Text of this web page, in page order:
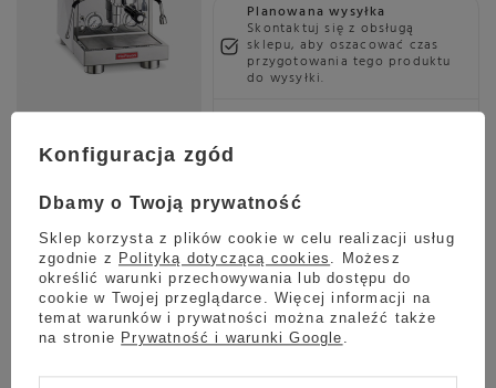
Planowana wysyłka
Skontaktuj się z obsługą
sklepu, aby oszacować czas
przygotowania tego produktu
do wysyłki.
Ekspres do kawy La Pavoni Botticelli Evolution
LPSBVS03EU
10 299,00 zł
9 299,00 zł
Oszczedź
1 000,00 zł
Najniższa cena z ostatnich 30 dni:
10 299,00 zł -9%
Konfiguracja zgód
Dbamy o Twoją prywatność
Sklep korzysta z plików cookie w celu realizacji usług
zgodnie z Polityką dotyczącą cookies
. Możesz
określić warunki przechowywania lub dostępu do
cookie w Twojej przeglądarce. Więcej informacji na
temat warunków i prywatności można znaleźć także
na stronie Prywatność i warunki Google